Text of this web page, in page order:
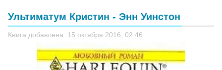
Ультиматум Кристин - Энн Уинстон
Книга добавлена: 15 октября 2016, 02:46